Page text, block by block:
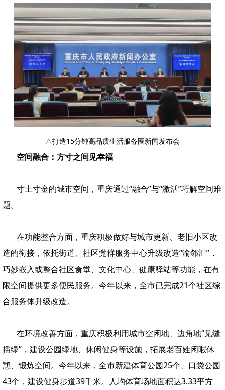
△打造15分钟高品质生活服务圈新闻发布会
空间融合：方寸之间见幸福
寸土寸金的城市空间，重庆通过“融合”与“激活”巧解空间难
题。
在功能整合方面，重庆积极做好与城市更新、老旧小区改
造的衔接，依托街道、社区党群服务中心升级改造“渝邻汇”，
巧妙嵌入或整合社区食堂、文化中心、健康驿站等功能，在有
限空间提供更多便民服务。今年以来，全市已完成21个社区综
合服务体升级改造。
在环境改善方面，重庆积极利用城市空闲地、边角地“见缝
插绿”，建设公园绿地、休闲健身等设施，拓展老百姓闲暇休
憩、锻炼空间。今年以来，全市新建体育公园25个、口袋公园
43个，建设健身步道39千米。人均体育场地面积达3.33平方